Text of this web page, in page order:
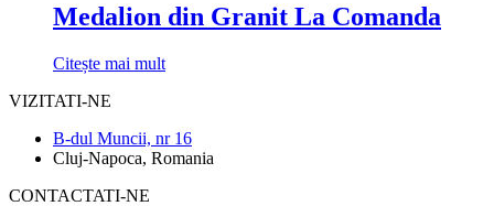
Medalion din Granit La Comanda
Citește mai mult
VIZITATI-NE
B-dul Muncii, nr 16
Cluj-Napoca, Romania
CONTACTATI-NE